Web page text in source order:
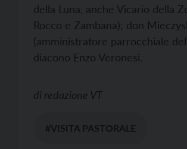
della Luna, anche Vicario della
Rocco e Zambana); don
(amministratore parrocchiale
diacono Enzo Veronesi.
di redazione VT
#VISITA PASTORALE